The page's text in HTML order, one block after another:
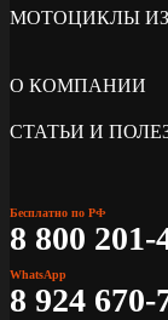
МОТОЦИКЛЫ
О КОМПАНИИ
СТАТЬИ И
Бесплатно по РФ
8 800 201-
WhatsApp
8 924 670-